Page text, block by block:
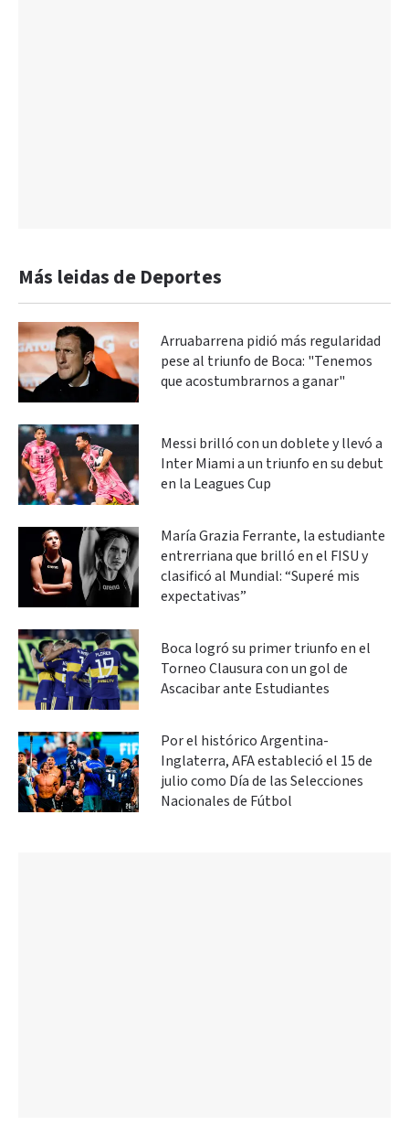
Más leidas de Deportes
Arruabarrena pidió más regularidad
pese al triunfo de Boca: "Tenemos
que acostumbrarnos a ganar"
Messi brilló con un doblete y llevó a
Inter Miami a un triunfo en su debut
en la Leagues Cup
María Grazia Ferrante, la estudiante
entrerriana que brilló en el FISU y
clasificó al Mundial: “Superé mis
expectativas”
Boca logró su primer triunfo en el
Torneo Clausura con un gol de
Ascacibar ante Estudiantes
Por el histórico Argentina-
Inglaterra, AFA estableció el 15 de
julio como Día de las Selecciones
Nacionales de Fútbol